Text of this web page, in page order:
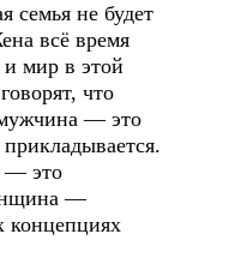
семья не будет
всё время
и мир в этой
что
— это
— это
—
концепциях